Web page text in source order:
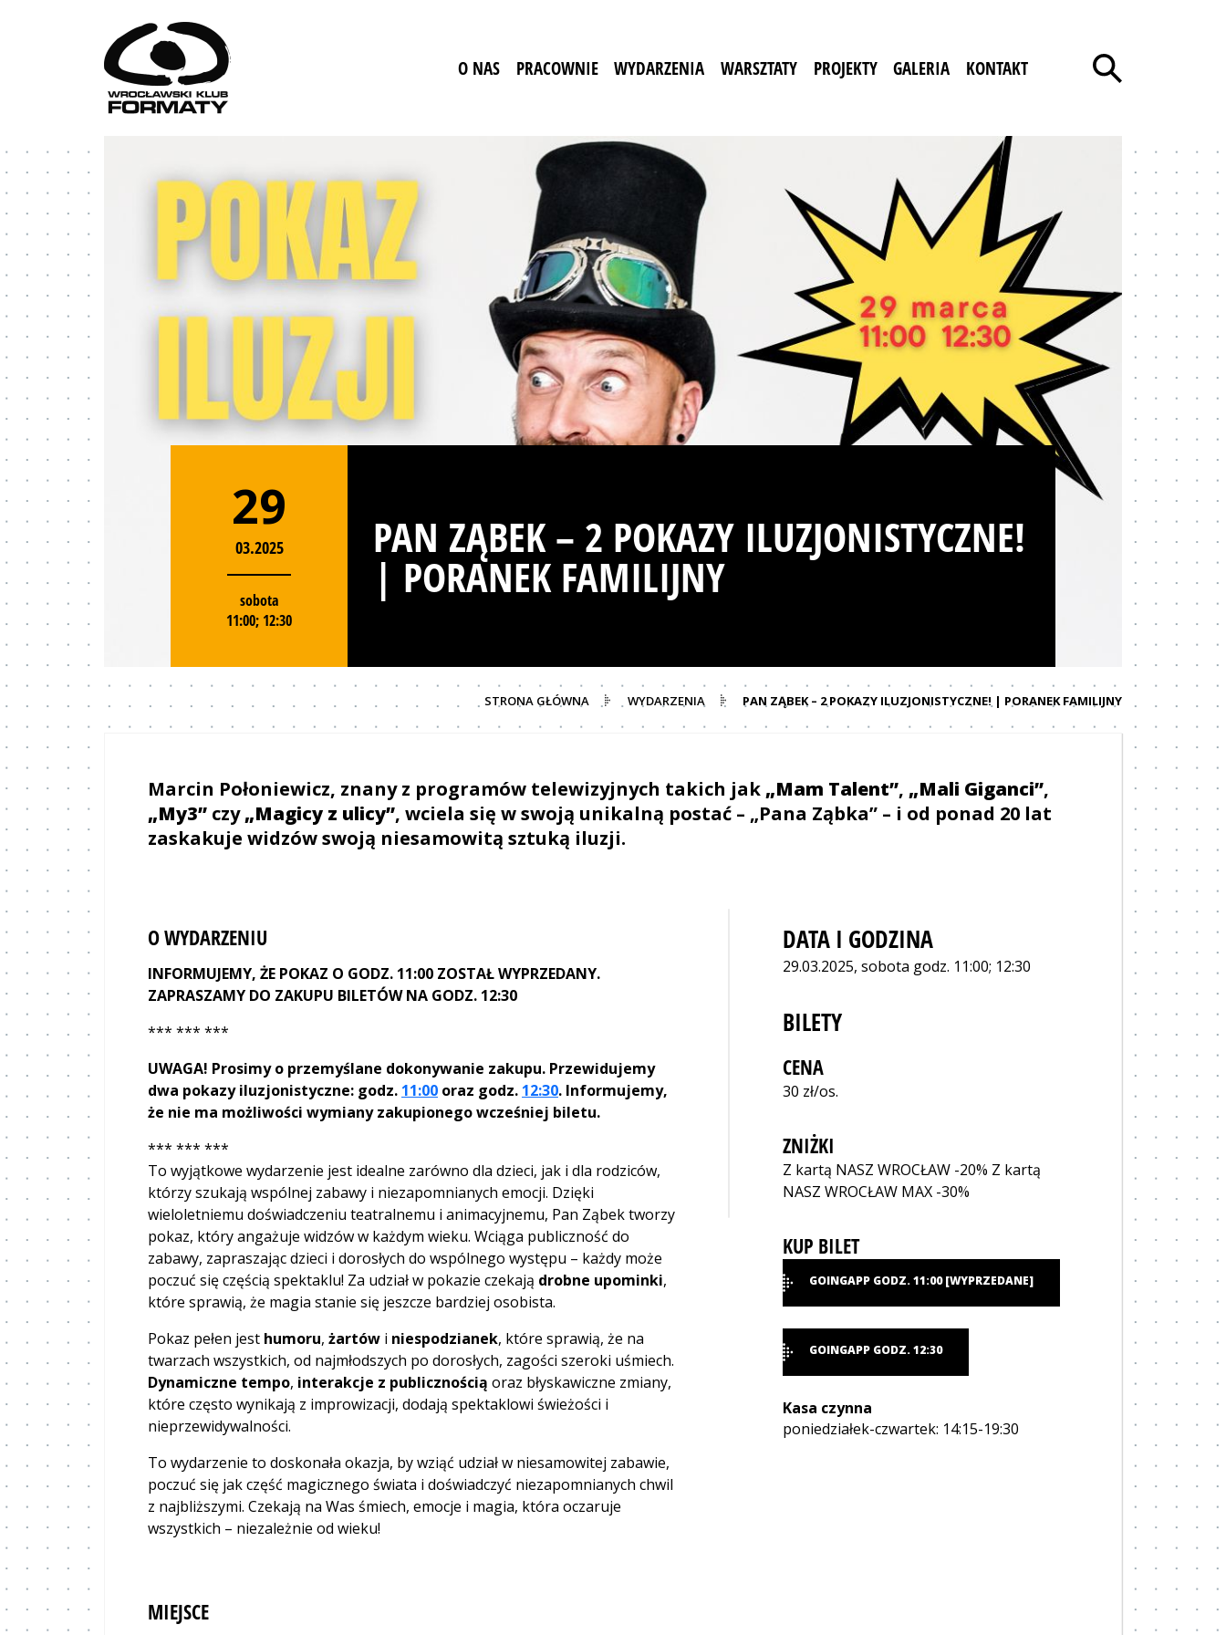
Przejdź do treściWK Formaty. Strona główna
O NAS PRACOWNIE WYDARZENIA WARSZTATY PROJEKTY GALERIA KONTAKT
29
03.2025
sobota
11:00; 12:30
PAN ZĄBEK – 2 POKAZY ILUZJONISTYCZNE!
| PORANEK FAMILIJNY
STRONA GŁÓWNA WYDARZENIA PAN ZĄBEK – 2 POKAZY ILUZJONISTYCZNE! | PORANEK FAMILIJNY
Marcin Połoniewicz, znany z programów telewizyjnych takich jak „Mam Talent”, „Mali Giganci”,
„My3” czy„Magicy z ulicy”, wciela się w swoją unikalną postać – „Pana Ząbka” – i od ponad 20 lat
zaskakuje widzów swoją niesamowitą sztuką iluzji.
O WYDARZENIU
INFORMUJEMY, ŻE POKAZ O GODZ. 11:00 ZOSTAŁ WYPRZEDANY.
ZAPRASZAMY DO ZAKUPU BILETÓW NA GODZ. 12:30
*** *** ***
UWAGA! Prosimy o przemyślane dokonywanie zakupu. Przewidujemy
dwa pokazy iluzjonistyczne: godz. 11:00 oraz godz. 12:30. Informujemy,
że nie ma możliwości wymiany zakupionego wcześniej biletu.
*** *** ***
To wyjątkowe wydarzenie jest idealne zarówno dla dzieci, jak i dla rodziców,
którzy szukają wspólnej zabawy i niezapomnianych emocji. Dzięki
wieloletniemu doświadczeniu teatralnemu i animacyjnemu, Pan Ząbek tworzy
pokaz, który angażuje widzów w każdym wieku. Wciąga publiczność do
zabawy, zapraszając dzieci i dorosłych do wspólnego występu – każdy może
poczuć się częścią spektaklu! Za udział w pokazie czekają drobne upominki,
które sprawią, że magia stanie się jeszcze bardziej osobista.
Pokaz pełen jest humoru, żartów i niespodzianek, które sprawią, że na
twarzach wszystkich, od najmłodszych po dorosłych, zagości szeroki uśmiech.
Dynamiczne tempo, interakcje z publicznością oraz błyskawiczne zmiany,
które często wynikają z improwizacji, dodają spektaklowi świeżości i
nieprzewidywalności.
To wydarzenie to doskonała okazja, by wziąć udział w niesamowitej zabawie,
poczuć się jak część magicznego świata i doświadczyć niezapomnianych chwil
z najbliższymi. Czekają na Was śmiech, emocje i magia, która oczaruje
wszystkich – niezależnie od wieku!
MIEJSCE
DATA I GODZINA
29.03.2025, sobota godz. 11:00; 12:30
BILETY
CENA
30 zł/os.
ZNIŻKI
Z kartą NASZ WROCŁAW -20% Z kartą
NASZ WROCŁAW MAX -30%
KUP BILET
GOINGAPP GODZ. 11:00 [WYPRZEDANE]
GOINGAPP GODZ. 12:30
Kasa czynna
poniedziałek-czwartek: 14:15-19:30